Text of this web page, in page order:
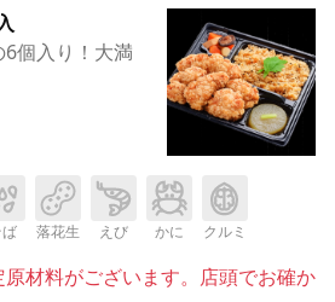
個入り！大満
落花生 えび かに クルミ
材料がございます。店頭でお確か